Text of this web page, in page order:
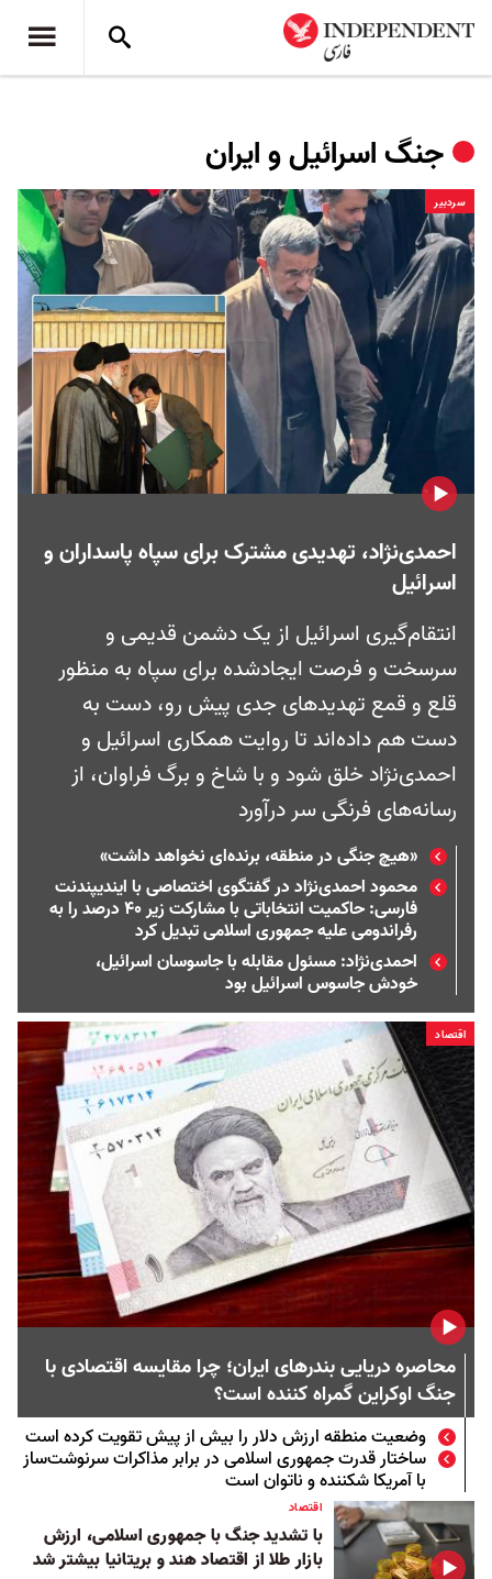
جنگ اسرائیل و ایران
سردبیر
احمدی‌نژاد، تهدیدی مشترک برای سپاه پاسداران و
اسرائیل
انتقام‌گیری اسرائیل از یک دشمن قدیمی و
سرسخت و فرصت ایجادشده برای سپاه به منظور
قلع و قمع تهدیدهای جدی پیش رو، دست به
دست هم داده‌اند تا روایت همکاری اسرائیل و
احمدی‌نژاد خلق شود و با شاخ و برگ فراوان، از
رسانه‌های فرنگی سر درآورد
«هیچ جنگی در منطقه، برنده‌ای نخواهد داشت»
محمود احمدی‌نژاد در گفتگوی اختصاصی با ایندیپندنت
فارسی: حاکمیت انتخاباتی با مشارکت زیر ۴۰ درصد را به
رفراندومی علیه جمهوری اسلامی تبدیل کرد
احمدی‌نژاد: مسئول مقابله با جاسوسان اسرائیل،
خودش جاسوس اسرائیل بود
اقتصاد
محاصره دریایی بندر‌های ایران؛ چرا مقایسه اقتصادی با
جنگ اوکراین گمراه‌ کننده است؟
وضعیت منطقه ارزش دلار را بیش از پیش تقویت کرده است
ساختار قدرت جمهوری اسلامی در برابر مذاکرات سرنوشت‌ساز
با آمریکا شکننده و ناتوان است
اقتصاد
با تشدید جنگ با جمهوری اسلامی، ارزش
بازار طلا از اقتصاد هند و بریتانیا بیشتر شد